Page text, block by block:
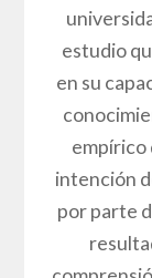
estudio
en su
empírico
intención
por parte